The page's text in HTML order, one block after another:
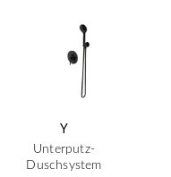
Y
Unterputz-
Duschsystem